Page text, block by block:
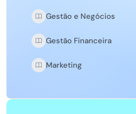
Gestão e Negócios
Gestão Financeira
Marketing